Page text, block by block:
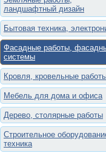
ландшафтный дизайн
Бытовая техника,
Фасадные работы,
системы
Кровля, кровельные
Мебель для дома и офиса
Дерево, столярные работы
Строительное
техника